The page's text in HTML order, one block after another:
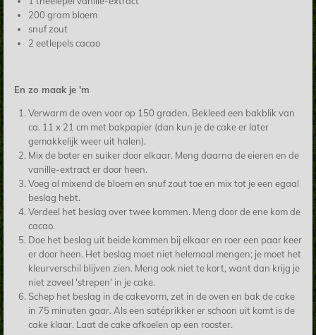
200 gram bloem
snuf zout
2 eetlepels cacao
En zo maak je 'm
Verwarm de oven voor op 150 graden. Bekleed een bakblik van
ca. 11 x 21 cm met bakpapier (dan kun je de cake er later
gemakkelijk weer uit halen).
Mix de boter en suiker door elkaar. Meng daarna de eieren en de
vanille-extract er door heen.
Voeg al mixend de bloem en snuf zout toe en mix tot je een egaal
beslag hebt.
Verdeel het beslag over twee kommen. Meng door de ene kom de
cacao.
Doe het beslag uit beide kommen bij elkaar en roer een paar keer
er door heen. Het beslag moet niet helemaal mengen; je moet het
kleurverschil blijven zien. Meng ook niet te kort, want dan krijg je
niet zoveel 'strepen' in je cake.
Schep het beslag in de cakevorm, zet in de oven en bak de cake
in 75 minuten gaar. Als een satéprikker er schoon uit komt is de
cake klaar. Laat de cake afkoelen op een rooster.